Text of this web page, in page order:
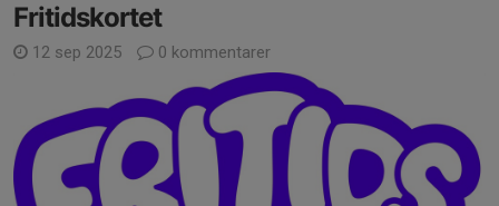
Fritidskortet
12 sep 2025 0 kommentarer